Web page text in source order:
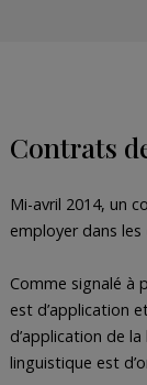
Contrats
Mi-avril 2014, un
employer dans les
Comme signalé à
est d’application
d’application de
linguistique est